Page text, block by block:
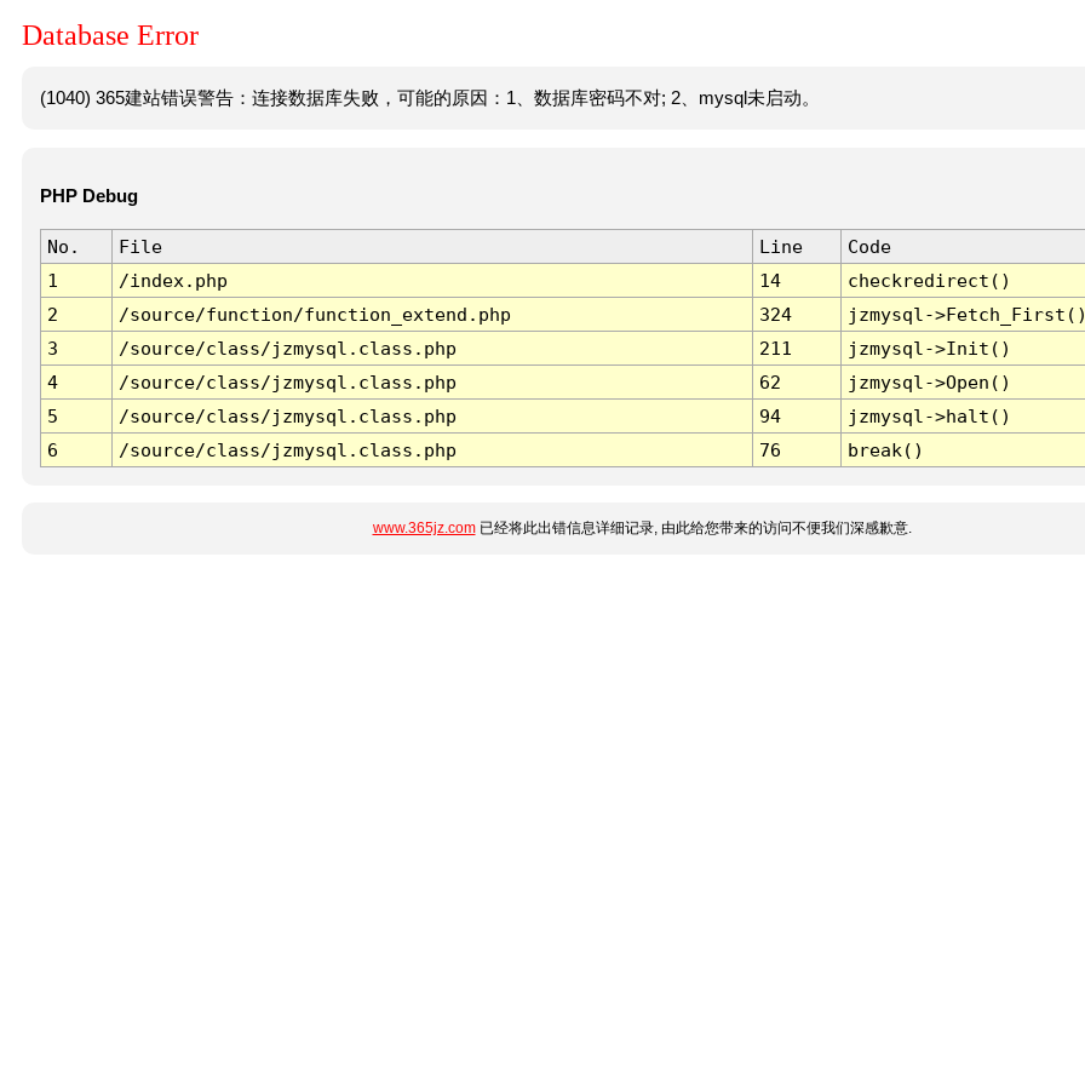
Database Error
(1040) 365建站错误警告：连接数据库失败，可能的原因：1、数据库密码不对; 2、mysql未启动。
PHP Debug
No. File Line
Code
1
/index.php 14
checkredirect()
2
/source/function/function_extend.php 324
jzmysql-
3
/source/class/jzmysql.class.php 211
jzmysql->Init()
4
/source/class/jzmysql.class.php 62
jzmysql->Open()
5
/source/class/jzmysql.class.php 94
jzmysql->halt()
6
/source/class/jzmysql.class.php 76 break()
www.365jz.com已经将此出错信息详细记录, 由此给您带来的访问不便我们深感歉意.